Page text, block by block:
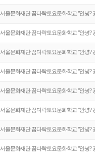
서울문화재단 꿈다락토요문화학교 "안녕?
서울문화재단 꿈다락토요문화학교 "안녕?
서울문화재단 꿈다락토요문화학교 "안녕?
서울문화재단 꿈다락토요문화학교 "안녕?
서울문화재단 꿈다락토요문화학교 "안녕?
서울문화재단 꿈다락토요문화학교 "안녕?
서울문화재단 꿈다락토요문화학교 "안녕?
서울문화재단 꿈다락토요문화학교 "안녕?